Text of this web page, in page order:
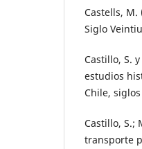
Castells, M.
Siglo
Castillo, S.
estudios
Chile,
Castillo, S.;
transporte